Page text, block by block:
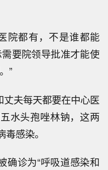
院都有，不是谁都能
要院领导批准才能使
”
夫每天都要在中心医
水头孢唑林钠，这两
感染。
确诊为“呼吸道感染和